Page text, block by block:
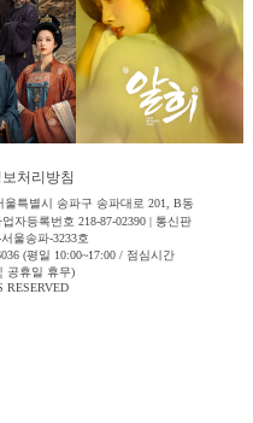
처리방침
특별시 송파구 송파대로 201, B동
자등록번호 218-87-02390 | 통신판
울송파-3233호
(평일 10:00~17:00 / 점심시간
공휴일 휴무)
RESERVED